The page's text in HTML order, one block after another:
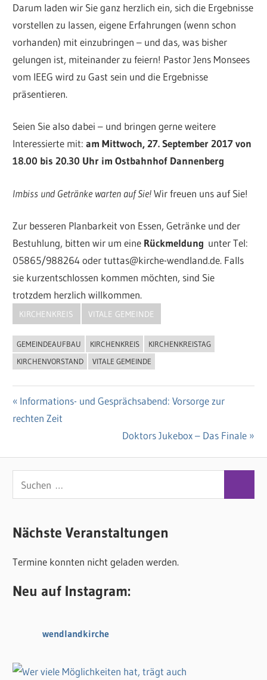
Darum laden wir Sie ganz herzlich ein, sich die Ergebnisse
vorstellen zu lassen, eigene Erfahrungen (wenn schon
vorhanden) mit einzubringen – und das, was bisher
gelungen ist, miteinander zu feiern! Pastor Jens Monsees
vom IEEG wird zu Gast sein und die Ergebnisse
präsentieren.
Seien Sie also dabei – und bringen gerne weitere
Interessierte mit:am Mittwoch, 27. September 2017 von
18.00 bis 20.30 Uhr im Ostbahnhof Dannenberg
Imbiss und Getränke warten auf Sie!Wir freuen uns auf Sie!
Zur besseren Planbarkeit von Essen, Getränke und der
Bestuhlung, bitten wir um eine Rückmeldung unter Tel:
05865/988264 oder tuttas@kirche-wendland.de. Falls
sie kurzentschlossen kommen möchten, sind Sie
trotzdem herzlich willkommen.
KIRCHENKREIS VITALE GEMEINDE
GEMEINDEAUFBAU KIRCHENKREIS
KIRCHENKREISTAG
KIRCHENVORSTAND
VITALE GEMEINDE
Beitragsnavigation
Vorheriger
Beitrag:
Informations- und Gesprächsabend: Vorsorge zur
rechten Zeit
Nächster
Doktors Jukebox – Das Finale
u
h
n
a
Nächste Veranstaltungen
Termine konnten nicht geladen werden.
Neu auf Instagram:
wendlandkirche